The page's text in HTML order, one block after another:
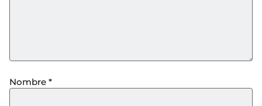
Nombre *